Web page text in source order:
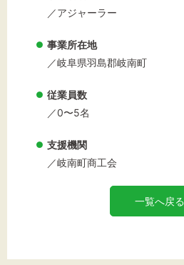
／アジャーラー
事業所在地
／岐阜県羽島郡岐南町
従業員数
／0〜5名
支援機関
／岐南町商工会
一覧へ戻る